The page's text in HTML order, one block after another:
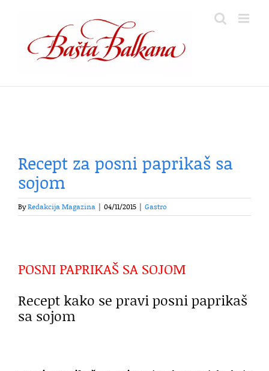
content
Recept za posni paprikaš sa
sojom
ByRedakcija Magazina 04/11/2015 Gastro
POSNI PAPRIKAŠ SA SOJOM
Recept kako se pravi posni paprikaš
sa sojom